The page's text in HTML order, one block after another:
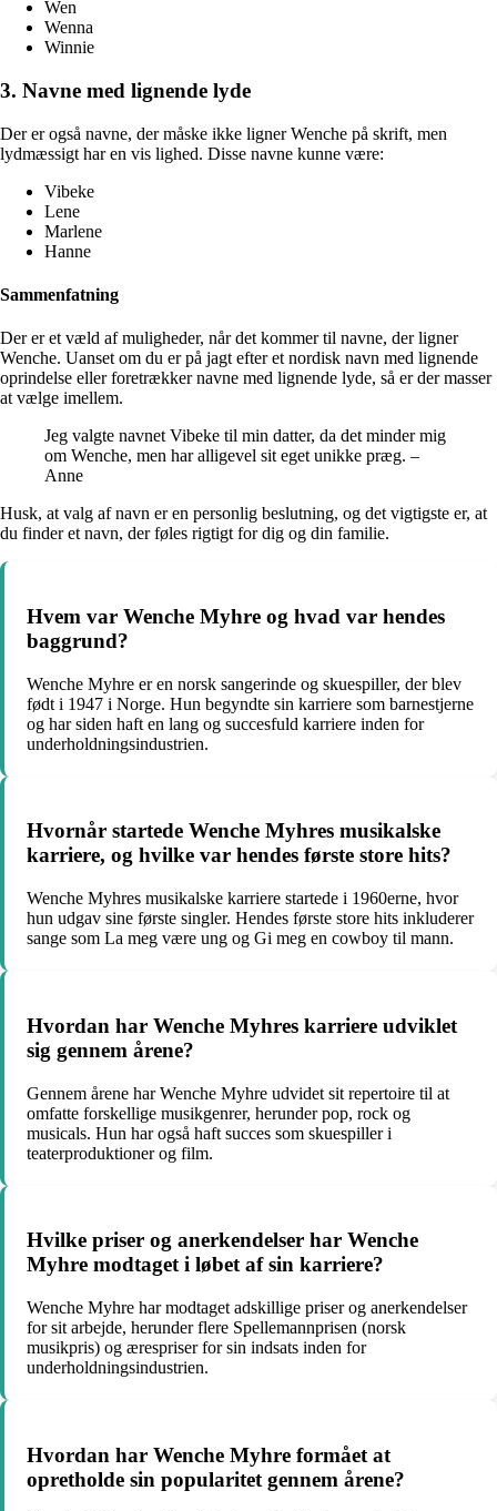
Wen
Wenna
Winnie
3. Navne med lignende lyde
Der er også navne, der måske ikke ligner Wenche på skrift, men
lydmæssigt har en vis lighed. Disse navne kunne være:
Vibeke
Lene
Marlene
Hanne
Sammenfatning
Der er et væld af muligheder, når det kommer til navne, der ligner
Wenche. Uanset om du er på jagt efter et nordisk navn med lignende
oprindelse eller foretrækker navne med lignende lyde, så er der masser
at vælge imellem.
Jeg valgte navnet Vibeke til min datter, da det minder mig
om Wenche, men har alligevel sit eget unikke præg. –
Anne
Husk, at valg af navn er en personlig beslutning, og det vigtigste er, at
du finder et navn, der føles rigtigt for dig og din familie.
Hvem var Wenche Myhre og hvad var hendes
baggrund?
Wenche Myhre er en norsk sangerinde og skuespiller, der blev
født i 1947 i Norge. Hun begyndte sin karriere som barnestjerne
og har siden haft en lang og succesfuld karriere inden for
underholdningsindustrien.
Hvornår startede Wenche Myhres musikalske
karriere, og hvilke var hendes første store hits?
Wenche Myhres musikalske karriere startede i 1960erne, hvor
hun udgav sine første singler. Hendes første store hits inkluderer
sange som La meg være ung og Gi meg en cowboy til mann.
Hvordan har Wenche Myhres karriere udviklet
sig gennem årene?
Gennem årene har Wenche Myhre udvidet sit repertoire til at
omfatte forskellige musikgenrer, herunder pop, rock og
musicals. Hun har også haft succes som skuespiller i
teaterproduktioner og film.
Hvilke priser og anerkendelser har Wenche
Myhre modtaget i løbet af sin karriere?
Wenche Myhre har modtaget adskillige priser og anerkendelser
for sit arbejde, herunder flere Spellemannprisen (norsk
musikpris) og ærespriser for sin indsats inden for
underholdningsindustrien.
Hvordan har Wenche Myhre formået at
opretholde sin popularitet gennem årene?